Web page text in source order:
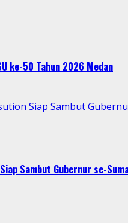
ke-50 Tahun 2026 Medan
Siap Sambut
Sambut Gubernur se-